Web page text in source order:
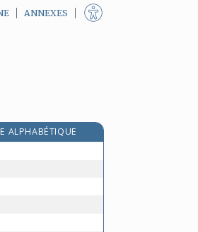
ANNEXES
ALPHABÉTIQUE